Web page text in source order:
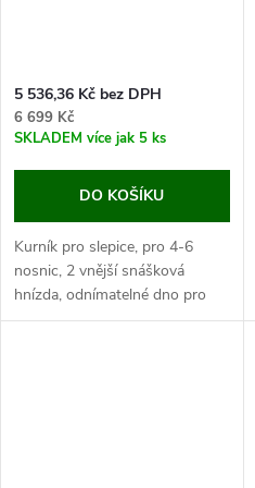
5 536,36 Kč bez DPH
6 699 Kč
SKLADEM více jak 5 ks
DO KOŠÍKU
Kurník pro slepice, pro 4-6
nosnic, 2 vnější snášková
hnízda, odnímatelné dno pro
snadné čištění, rozměry: 1115 x